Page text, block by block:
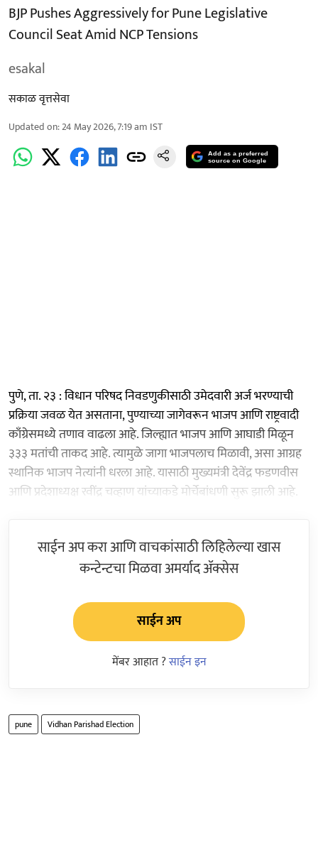
BJP Pushes Aggressively for Pune Legislative
Council Seat Amid NCP Tensions
esakal
सकाळ वृत्तसेवा
Updated on:24 May 2026, 7:19 am IST
Add as a preferred
source on Google
पुणे, ता. २३ : विधान परिषद निवडणुकीसाठी उमेदवारी अर्ज भरण्याची
प्रक्रिया जवळ येत असताना, पुण्याच्या जागेवरून भाजप आणि राष्ट्रवादी
काँग्रेसमध्ये तणाव वाढला आहे. जिल्ह्यात भाजप आणि आघाडी मिळून
३३३ मतांची ताकद आहे. त्यामुळे जागा भाजपलाच मिळावी, असा आग्रह
स्थानिक भाजप नेत्यांनी धरला आहे. यासाठी मुख्यमंत्री देवेंद्र फडणवीस
आणि प्रदेशाध्यक्ष रवींद्र चव्हाण यांच्याकडे मोर्चेबांधणी सुरू झाली आहे.
साईन अप करा आणि वाचकांसाठी लिहिलेल्या खास
कन्टेन्टचा मिळवा अमर्याद ॲक्सेस
साईन अप
मेंबर आहात ?साईन इन
pune Vidhan Parishad Election